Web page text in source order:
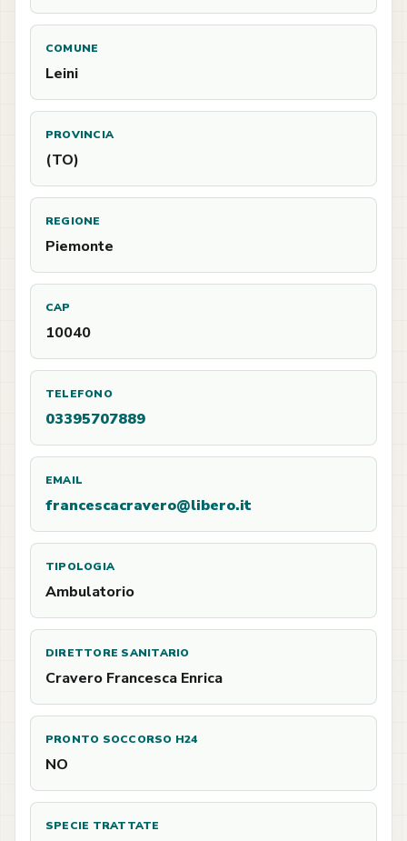
COMUNE
Leini
PROVINCIA
(TO)
REGIONE
Piemonte
CAP
10040
TELEFONO
03395707889
EMAIL
francescacravero@libero.it
TIPOLOGIA
Ambulatorio
DIRETTORE SANITARIO
Cravero Francesca Enrica
PRONTO SOCCORSO H24
NO
SPECIE TRATTATE